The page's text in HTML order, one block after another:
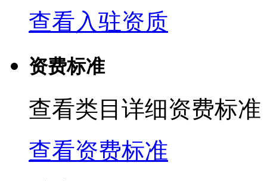
查看入驻资质
资费标准
查看类目详细资费标准
查看资费标准